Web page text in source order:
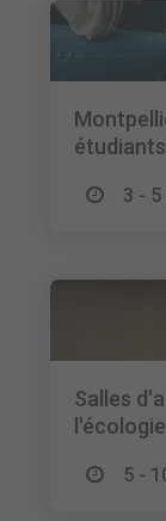
3 - 5
Salles
l'écologie
5 -